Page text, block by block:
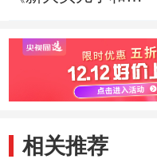
季） 梨子争夺战
相关推荐